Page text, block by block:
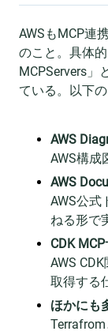
AWSもMCP連
のこと。具体
MCPServers」
ている。以下
AWS
AWS構成
AWS
AWS公式
ねる形で
CDK
AWS
取得する
ほかにも